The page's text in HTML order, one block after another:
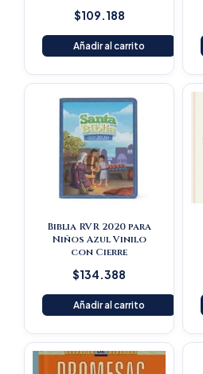
$109.188
Añadir al carrito
Biblia RVR 2020 para
Niños Azul Vinilo
con Cierre
$134.388
Añadir al carrito
Original
price
Current